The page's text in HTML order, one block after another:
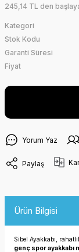
245,14 TL den
Kategori
Stok Kodu
Garanti Süresi
Fiyat
Yorum Yaz
Paylaş
Ürün Bilgisi
Sibel Ayakkabı,
genç spor ayakkabı